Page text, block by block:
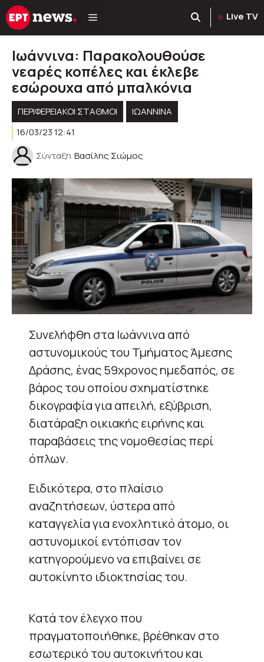
Μετάβαση
σε
Live TV
Ιωάννινα: Παρακολουθούσε
νεαρές κοπέλες και έκλεβε
εσώρουχα από μπαλκόνια
ΠΕΡΙΦΕΡΕΙΑΚΟΊ ΣΤΑΘΜΟΊ
ΙΩΑΝΝΙΝΑ
16/03/23 12:41
Σύνταξη Βασίλης Σιώμος
Συνελήφθη στα Ιωάννινα από
αστυνομικούς του Τμήματος Άμεσης
Δράσης, ένας 59χρονος ημεδαπός, σε
βάρος του οποίου σχηματίστηκε
δικογραφία για απειλή, εξύβριση,
διατάραξη οικιακής ειρήνης και
παραβάσεις της νομοθεσίας περί
όπλων.
Ειδικότερα, στο πλαίσιο
αναζητήσεων, ύστερα από
καταγγελία για ενοχλητικό άτομο, οι
αστυνομικοί εντόπισαν τον
κατηγορούμενο να επιβαίνει σε
αυτοκίνητο ιδιοκτησίας του.
Κατά τον έλεγχο που
πραγματοποιήθηκε, βρέθηκαν στο
εσωτερικό του αυτοκινήτου και